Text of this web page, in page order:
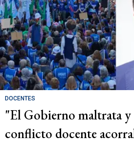
DOCENTES
"El Gobierno maltrata
conflicto docente